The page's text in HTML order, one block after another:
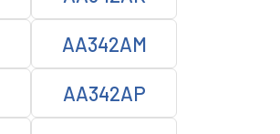
AA342AM
AA342AP